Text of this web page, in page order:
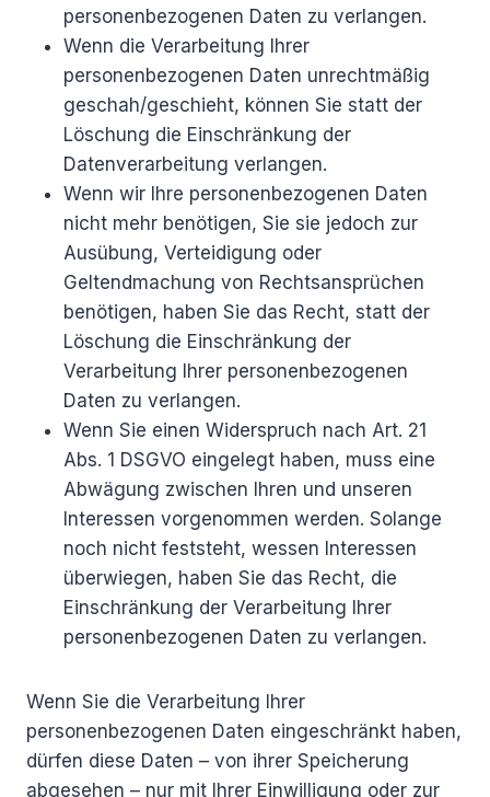
personenbezogenen Daten zu verlangen.
Wenn die Verarbeitung Ihrer
personenbezogenen Daten unrechtmäßig
geschah/geschieht, können Sie statt der
Löschung die Einschränkung der
Datenverarbeitung verlangen.
Wenn wir Ihre personenbezogenen Daten
nicht mehr benötigen, Sie sie jedoch zur
Ausübung, Verteidigung oder
Geltendmachung von Rechtsansprüchen
benötigen, haben Sie das Recht, statt der
Löschung die Einschränkung der
Verarbeitung Ihrer personenbezogenen
Daten zu verlangen.
Wenn Sie einen Widerspruch nach Art. 21
Abs. 1 DSGVO eingelegt haben, muss eine
Abwägung zwischen Ihren und unseren
Interessen vorgenommen werden. Solange
noch nicht feststeht, wessen Interessen
überwiegen, haben Sie das Recht, die
Einschränkung der Verarbeitung Ihrer
personenbezogenen Daten zu verlangen.
Wenn Sie die Verarbeitung Ihrer
personenbezogenen Daten eingeschränkt haben,
dürfen diese Daten – von ihrer Speicherung
abgesehen – nur mit Ihrer Einwilligung oder zur